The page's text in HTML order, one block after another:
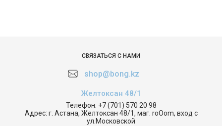
СВЯЗАТЬСЯ С НАМИ
shop@bong.kz
Желтоксан 48/1
Телефон: +7 (701) 570 20 98
Адрес: г. Астана, Желтоксан 48/1, маг. roOom, вход с
ул.Московской